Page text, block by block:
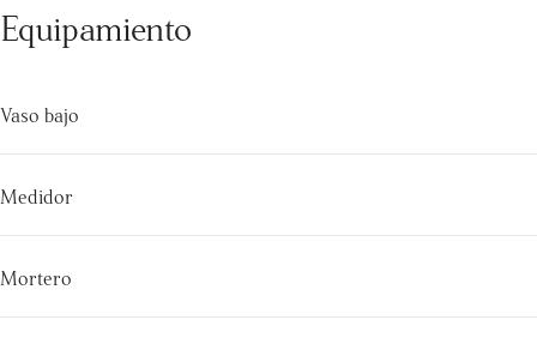
Equipamiento
Vaso bajo
Medidor
Mortero